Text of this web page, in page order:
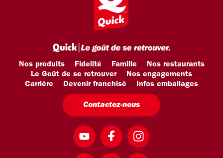
Nos produits Fidelité Famille
Nos restaurants
Le Goût de se retrouver
Nos engagements
Carrière
Devenir franchisé Infos emballages
Contactez-nous